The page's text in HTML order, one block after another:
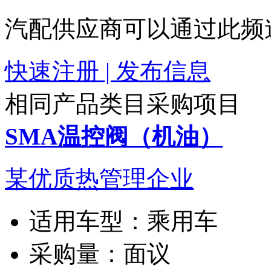
汽配供应商可以通过此
快速注册 | 发布信息
相同产品类目采购项目
SMA温控阀（机油）
某优质热管理企业
适用车型： 乘用车
采购量： 面议